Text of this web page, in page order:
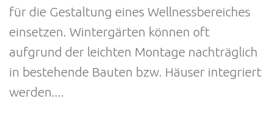
für die Gestaltung eines Wellnessbereiches
einsetzen. Wintergärten können oft
aufgrund der leichten Montage nachträglich
in bestehende Bauten bzw. Häuser integriert
werden....